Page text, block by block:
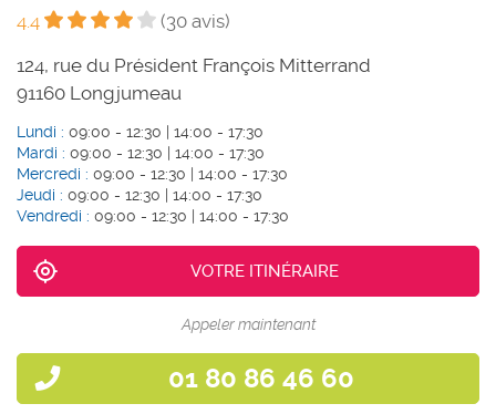
4.4
(30 avis)
124, rue du Président François Mitterrand
91160 Longjumeau
Lundi : 09:00 - 12:30 | 14:00 - 17:30
Mardi : 09:00 - 12:30 | 14:00 - 17:30
Mercredi : 09:00 - 12:30 | 14:00 - 17:30
Jeudi : 09:00 - 12:30 | 14:00 - 17:30
Vendredi : 09:00 - 12:30 | 14:00 - 17:30
VOTRE ITINÉRAIRE
Appeler maintenant
01 80 86 46 60